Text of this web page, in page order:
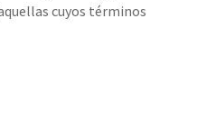
cuyos términos